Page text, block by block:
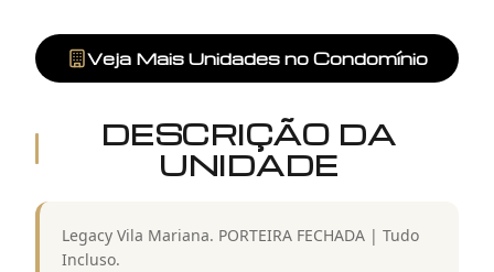
Veja Mais Unidades no Condomínio
DESCRIÇÃO DA
UNIDADE
Legacy Vila Mariana. PORTEIRA FECHADA | Tudo
Incluso.